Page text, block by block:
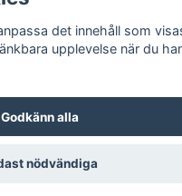
det innehåll som
upplevelse när du
Godkänn alla
nödvändiga